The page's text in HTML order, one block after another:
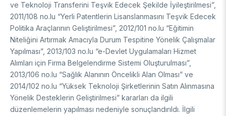
Mentorluk Desteği Programı
Burs Programları
Destek Programları
Lisansüstü
Eğitim Burs Programları
Araştırma Burs Programları
Uluslararası Burslar
Doktora Sonrası
Araştırma Burs Programları
Uluslararası Burslar
Uluslararası
Araştırma Burs Programları
Uluslararası Burslar
AR-GE FAALİYETLERİMİZ
ve Teknoloji Transferini Teşvik Edecek Şekilde İyileştirilmesi”,
2011/108 no.lu “Yerli Patentlerin Lisanslanmasını Teşvik Edecek
Politika Araçlarının Geliştirilmesi”, 2012/101 no.lu “Eğitimin
Niteliğini Artırmak Amacıyla Durum Tespitine Yönelik Çalışmalar
Yapılması”, 2013/103 no.lu “e-Devlet Uygulamaları Hizmet
Alımları için Firma Belgelendirme Sistemi Oluşturulması”,
2013/106 no.lu “Sağlık Alanının Öncelikli Alan Olması” ve
2014/102 no.lu “Yüksek Teknoloji Şirketlerinin Satın Alınmasına
Yönelik Desteklerin Geliştirilmesi” kararları da ilgili
düzenlemelerin yapılması nedeniyle sonuçlandırıldı. İlgili